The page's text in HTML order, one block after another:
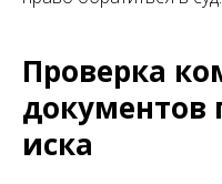
Проверка
документов
иска